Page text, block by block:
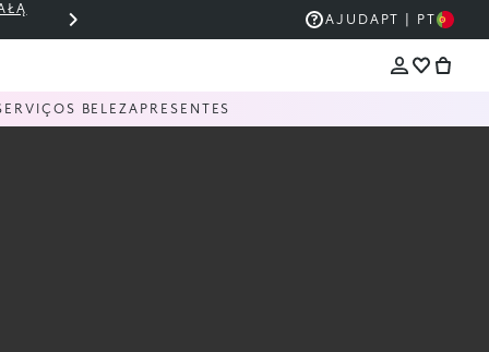
THE KIKO SALE: ATÉ 50% DE
AJUDA PT | PT
BELEZA PRESENTES